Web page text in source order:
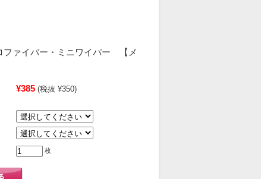
ァイバー・ミニワイパー 【メ
¥385 (税抜 ¥350)
枚